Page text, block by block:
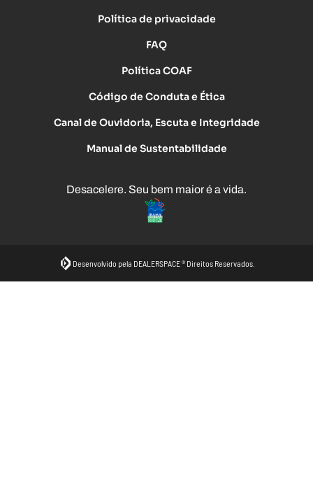
Política de privacidade
FAQ
Política COAF
Código de Conduta e Ética
Canal de Ouvidoria, Escuta e Integridade
Manual de Sustentabilidade
Desacelere. Seu bem maior é a vida.
Desenvolvido pela DEALERSPACE ® Direitos Reservados.